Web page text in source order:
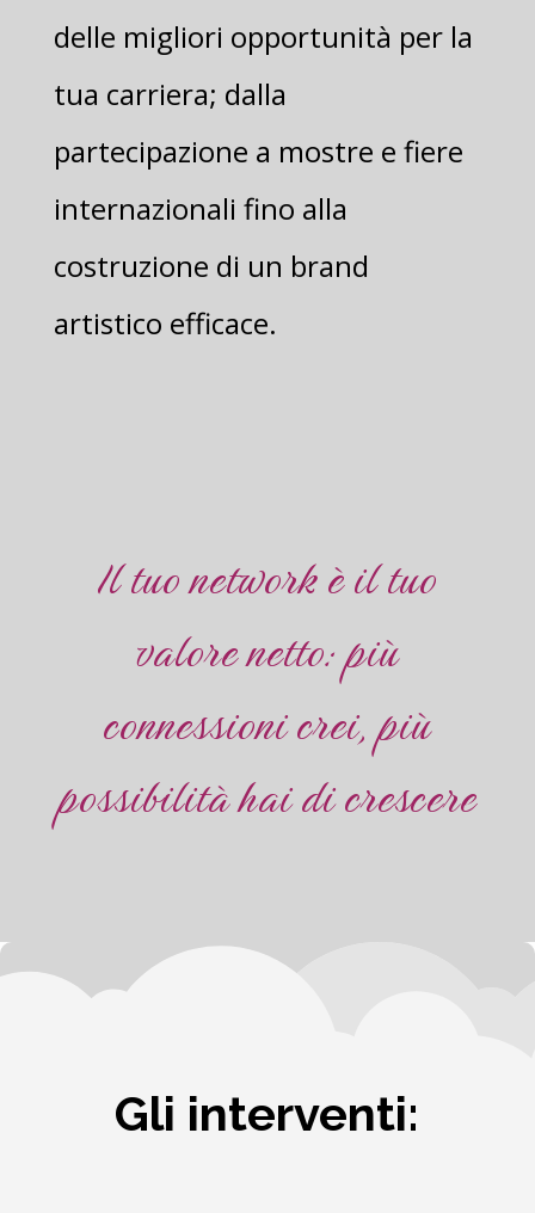
delle migliori opportunità per la
tua carriera; dalla
partecipazione a mostre e fiere
internazionali fino alla
costruzione di un brand
artistico efficace.
Il tuo network è il tuo
valore netto: più
connessioni crei, più
possibilità hai di crescere
Gli interventi: